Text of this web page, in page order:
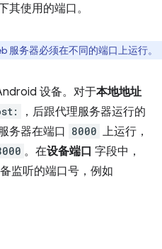
其使用的端口。
服务器必须在不同的端口上运行。
设备。对于本地地址
，后跟代理服务器运行的
务器在端口 8000 上运行，
。在设备端口 字段中，
监听的端口号，例如